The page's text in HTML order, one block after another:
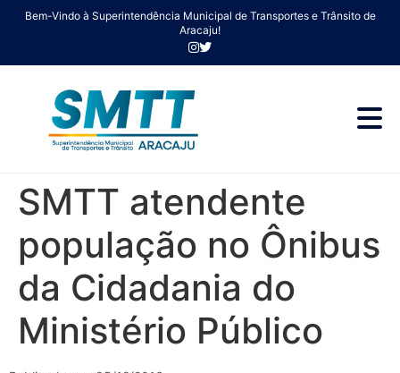
Bem-Vindo à Superintendência Municipal de Transportes e Trânsito de
Aracaju!
SMTT atendente
população no Ônibus
da Cidadania do
Ministério Público